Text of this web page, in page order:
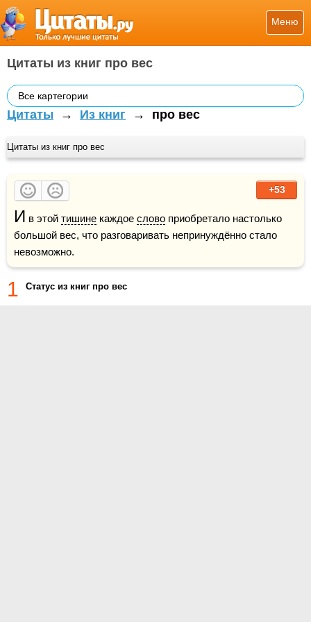
Меню
Цитаты из книг про вес
Все картегории
Цитаты → Из книг → про вес
Цитаты из книг про вес
+53
И в этой тишине каждое слово приобретало настолько
большой вес, что разговаривать непринуждённо стало
невозможно.
1 Статус из книг про вес